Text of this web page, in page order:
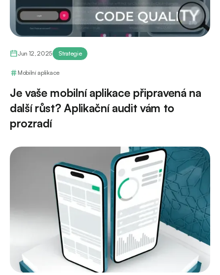
Jun 12, 2025 Strategie
Mobilní aplikace
Je vaše mobilní aplikace připravená na
další růst? Aplikační audit vám to
prozradí